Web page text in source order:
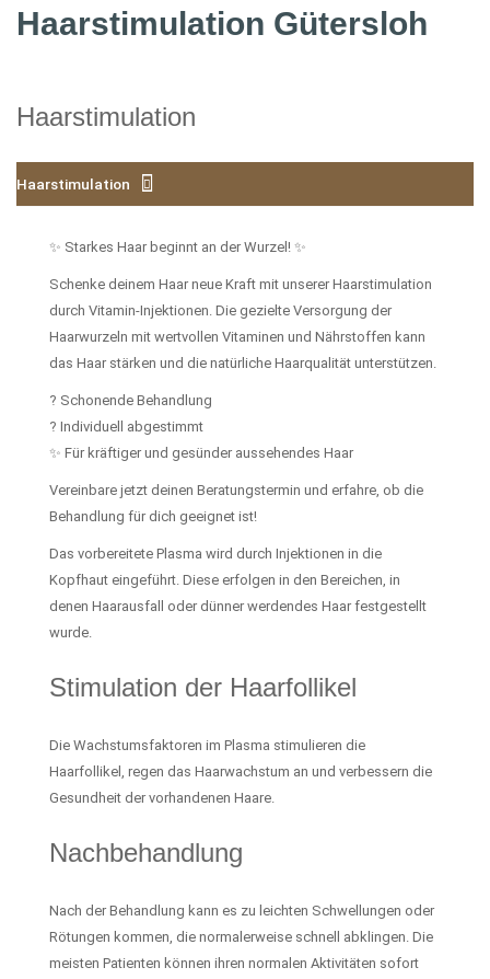
Haarstimulation Gütersloh
Haarstimulation
Haarstimulation
✨ Starkes Haar beginnt an der Wurzel! ✨
Schenke deinem Haar neue Kraft mit unserer Haarstimulation
durch Vitamin-Injektionen. Die gezielte Versorgung der
Haarwurzeln mit wertvollen Vitaminen und Nährstoffen kann
das Haar stärken und die natürliche Haarqualität unterstützen.
? Schonende Behandlung
? Individuell abgestimmt
✨ Für kräftiger und gesünder aussehendes Haar
Vereinbare jetzt deinen Beratungstermin und erfahre, ob die
Behandlung für dich geeignet ist!
Das vorbereitete Plasma wird durch Injektionen in die
Kopfhaut eingeführt. Diese erfolgen in den Bereichen, in
denen Haarausfall oder dünner werdendes Haar festgestellt
wurde.
Stimulation der Haarfollikel
Die Wachstumsfaktoren im Plasma stimulieren die
Haarfollikel, regen das Haarwachstum an und verbessern die
Gesundheit der vorhandenen Haare.
Nachbehandlung
Nach der Behandlung kann es zu leichten Schwellungen oder
Rötungen kommen, die normalerweise schnell abklingen. Die
meisten Patienten können ihren normalen Aktivitäten sofort